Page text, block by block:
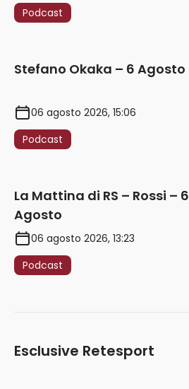
Podcast
Stefano Okaka – 6 Agosto
06 agosto 2026, 15:06
Podcast
La Mattina di RS – Rossi – 6
Agosto
06 agosto 2026, 13:23
Podcast
Esclusive Retesport